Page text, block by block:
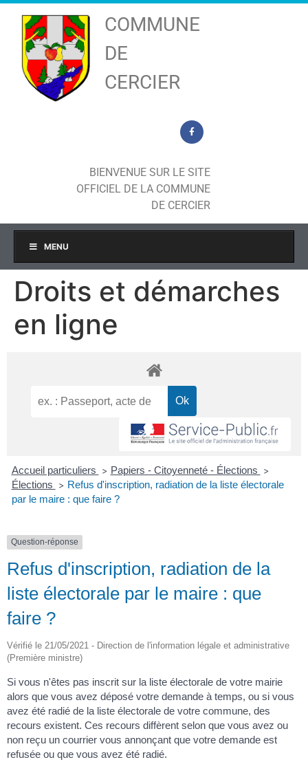
COMMUNE
DE
CERCIER
BIENVENUE SUR LE SITE
OFFICIEL DE LA COMMUNE
DE CERCIER
MENU
Droits et démarches
en ligne
Accueil particuliers > Papiers - Citoyenneté - Élections >
Élections > Refus d'inscription, radiation de la liste électorale
par le maire : que faire ?
Question-réponse
Refus d'inscription, radiation de la
liste électorale par le maire : que
faire ?
Vérifié le 21/05/2021 - Direction de l'information légale et administrative
(Première ministre)
Si vous n'êtes pas inscrit sur la liste électorale de votre mairie
alors que vous avez déposé votre demande à temps, ou si vous
avez été radié de la liste électorale de votre commune, des
recours existent. Ces recours diffèrent selon que vous avez ou
non reçu un courrier vous annonçant que votre demande est
refusée ou que vous avez été radié.